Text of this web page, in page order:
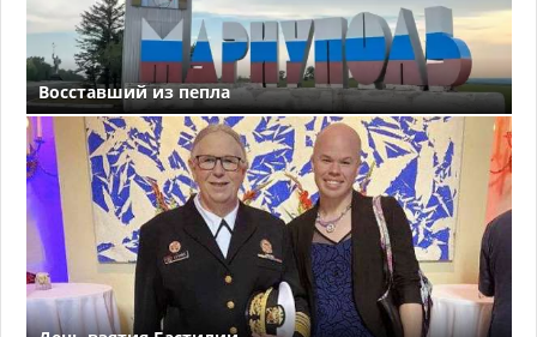
Восставший из пепла